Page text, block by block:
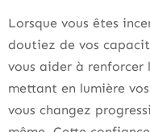
Lorsque vous êtes
doutiez de vos
vous aider à renforcer
mettant en lumière
vous changez